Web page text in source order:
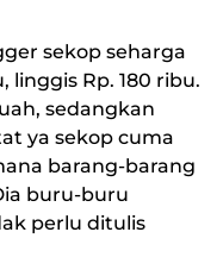
sekop seharga
linggis Rp. 180 ribu.
sedangkan
ya sekop cuma
barang-barang
buru-buru
perlu ditulis